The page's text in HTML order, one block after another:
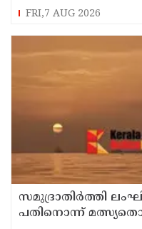
FRI,7 AUG 2026
സമുദ്രാതിർത്തി
പതിനൊന്ന്